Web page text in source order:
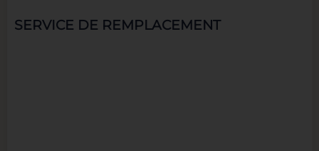
SERVICE DE REMPLACEMENT